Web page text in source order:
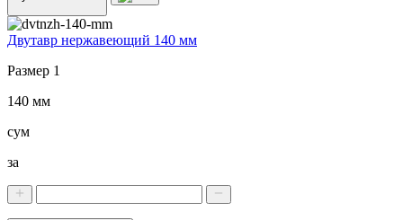
Двутавр нержавеющий 140 мм
Размер 1
140 мм
сум
за